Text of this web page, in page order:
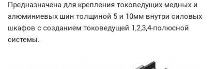
Предназначена для крепления токоведущих медных и
алюминиевых шин толщиной 5 и 10мм внутри силовых
шкафов с созданием токоведущей 1,2,3,4-полюсной
системы.